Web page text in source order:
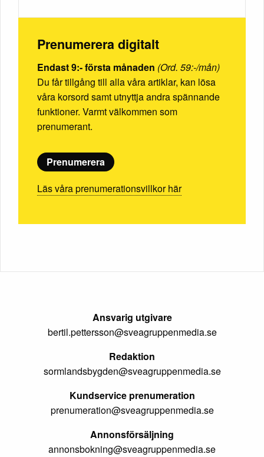
Prenumerera digitalt
Endast 9:- första månaden (Ord. 59:-/mån)
Du får tillgång till alla våra artiklar, kan lösa
våra korsord samt utnyttja andra spännande
funktioner. Varmt välkommen som
prenumerant.
Prenumerera
Läs våra prenumerationsvillkor här
Ansvarig utgivare
bertil.pettersson@sveagruppenmedia.se
Redaktion
sormlandsbygden@sveagruppenmedia.se
Kundservice prenumeration
prenumeration@sveagruppenmedia.se
Annonsförsäljning
annonsbokning@sveagruppenmedia.se